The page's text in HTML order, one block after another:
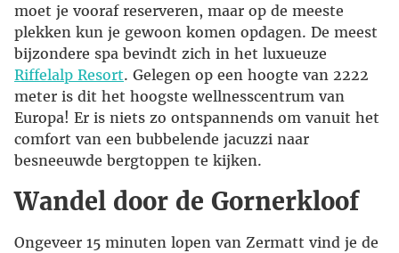
moet je vooraf reserveren, maar op de meeste
plekken kun je gewoon komen opdagen. De meest
bijzondere spa bevindt zich in het luxueuze
Riffelalp Resort. Gelegen op een hoogte van 2222
meter is dit het hoogste wellnesscentrum van
Europa! Er is niets zo ontspannends om vanuit het
comfort van een bubbelende jacuzzi naar
besneeuwde bergtoppen te kijken.
Wandel door de Gornerkloof
Ongeveer 15 minuten lopen van Zermatt vind je de